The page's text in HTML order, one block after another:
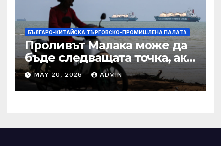
БЪЛГАРО-КИТАЙСКА ТЪРГОВСКО-ПРОМИШЛЕНА ПАЛAТА
Проливът Малака може да
бъде следващата точка, ако
Азия не внимава
MAY 20, 2026 ADMIN